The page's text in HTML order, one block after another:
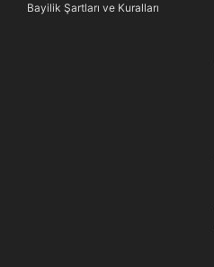
Bayilik Şartları ve Kuralları